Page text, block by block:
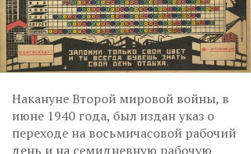
Накануне Второй мировой войны, в
июне 1940 года, был издан указ о
переходе на восьмичасовой рабочий
день и на семидневную рабочую